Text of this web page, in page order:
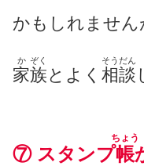
かもしれません
家
か
族
ぞく
とよく 相談
そうだん
⑦ スタンプ帳
ちょう